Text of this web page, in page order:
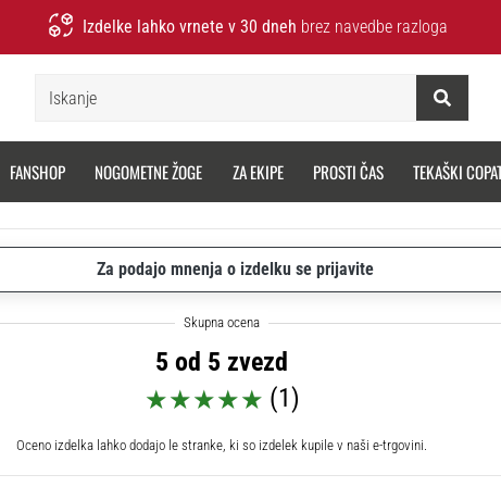
Izdelke lahko vrnete v 30 dneh brez navedbe razloga
Iskanje
FANSHOP NOGOMETNE ŽOGE ZA EKIPE PROSTI ČAS TEKAŠKI
Za podajo mnenja o izdelku se prijavite
5 od 5 zvezd
(1)
Oceno izdelka lahko dodajo le stranke, ki so izdelek kupile v naši e-trgovini.